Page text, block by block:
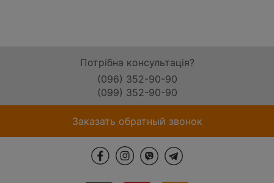
Потрібна консультація?
(096) 352-90-90
(099) 352-90-90
Заказать обратный звонок